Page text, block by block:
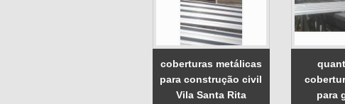
coberturas metálicas
para construção civil
Vila Santa Rita
para